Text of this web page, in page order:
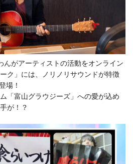
んがアーティストの活動をオンライン
ク」には、ノリノリサウンドが特徴
場！
「富山グラウジーズ」への愛が込め
が！？